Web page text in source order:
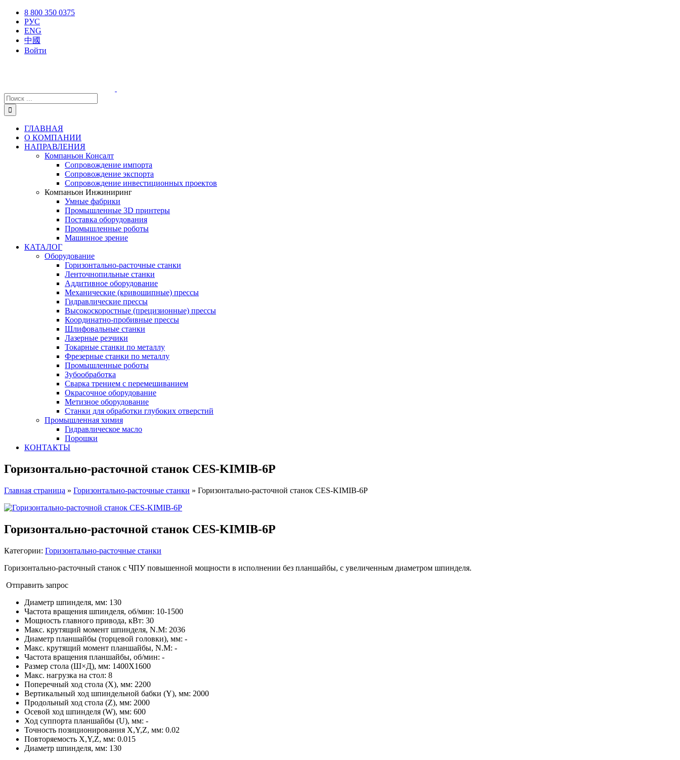
Skip
content
Facebook
YouTube
Instagram8 800 350 0375
РУС
ENG
中國
Войти
Результат
поиска:
ГЛАВНАЯ
О КОМПАНИИ
НАПРАВЛЕНИЯ
Компаньон Консалт
Сопровождение импорта
Сопровождение экспорта
Сопровождение инвестиционных проектов
Компаньон Инжиниринг
Умные фабрики
Промышленные 3D принтеры
Поставка оборудования
Промышленные роботы
Машинное зрение
КАТАЛОГ
Оборудование
Горизонтально-расточные станки
Ленточнопильные станки
Аддитивное оборудование
Механические (кривошипные) прессы
Гидравлические прессы
Высокоскоростные (прецизионные) прессы
Координатно-пробивные прессы
Шлифовальные станки
Лазерные резчики
Токарные станки по металлу
Фрезерные станки по металлу
Промышленные роботы
Зубообработка
Сварка трением с перемешиванием
Окрасочное оборудование
Метизное оборудование
Станки для обработки глубоких отверстий
Промышленная химия
Гидравлическое масло
Порошки
КОНТАКТЫ
Горизонтально-расточной станок CES-KIMIB-6P
Главная страница » Горизонтально-расточные станки » Горизонтально-расточной станок CES-KIMIB-6P
Горизонтально-расточной станок CES-KIMIB-6P
Категории: Горизонтально-расточные станки
Горизонтально-расточный станок с ЧПУ повышенной мощности в исполнении без планшайбы, с увеличенным диаметром шпинделя.
Отправить запрос
Диаметр шпинделя, мм: 130
Частота вращения шпинделя, об/мин: 10-1500
Мощность главного привода, кВт: 30
Макс. крутящий момент шпинделя, N.M: 2036
Диаметр планшайбы (торцевой головки), мм: -
Макс. крутящий момент планшайбы, N.M: -
Частота вращения планшайбы, об/мин: -
Размер стола (Ш×Д), мм: 1400X1600
Макс. нагрузка на стол: 8
Поперечный ход стола (X), мм: 2200
Вертикальный ход шпиндельной бабки (Y), мм: 2000
Продольный ход стола (Z), мм: 2000
Осевой ход шпинделя (W), мм: 600
Ход суппорта планшайбы (U), мм: -
Точность позиционирования X,Y,Z, мм: 0.02
Повторяемость X,Y,Z, мм: 0.015
Диаметр шпинделя, мм: 130